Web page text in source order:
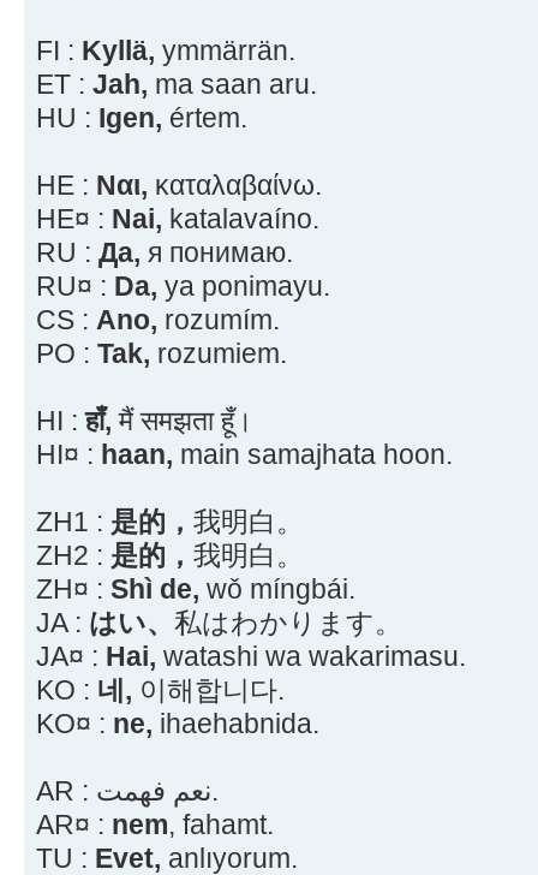
FI : Kyllä, ymmärrän.
ET : Jah, ma saan aru.
HU : Igen, értem.
HE : Ναι, καταλαβαίνω.
HE¤ : Nai, katalavaíno.
RU : Да, я понимаю.
RU¤ : Da, ya ponimayu.
CS : Ano, rozumím.
PO : Tak, rozumiem.
HI :हाँ,मैं समझता हूँ।
HI¤ : haan, main samajhata hoon.
ZH1 : 是的， 我明白。
ZH2 : 是的， 我明白。
ZH¤ : Shì de, wǒ míngbái.
JA : はい、 私はわかります。
JA¤ : Hai, watashi wa wakarimasu.
KO : 네, 이해합니다.
KO¤ : ne, ihaehabnida.
AR : نعم فهمت.
AR¤ : nem, fahamt.
TU : Evet, anlıyorum.